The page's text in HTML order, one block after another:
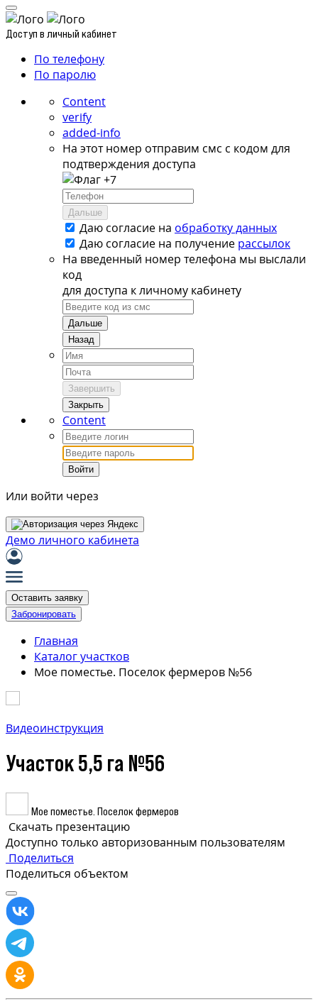
Доступ в личный кабинет
По телефону
По паролю
Content
verify
added-info
На этот номер отправим смс с кодом для
подтверждения доступа
+7
Дальше
Даю согласие на обработку данных
Даю согласие на получение рассылок
На введенный номер телефона мы выслали
код
для доступа к личному кабинету
Дальше
Назад
Завершить
Закрыть
Content
Войти
Или войти через
Демо личного кабинета
Оставить заявку
Забронировать
Главная
Каталог участков
Мое поместье. Поселок фермеров №56
Видеоинструкция
Участок 5,5 га №56
Мое поместье. Поселок фермеров
Скачать презентацию
Доступно только авторизованным пользователям
Поделиться
Поделиться объектом